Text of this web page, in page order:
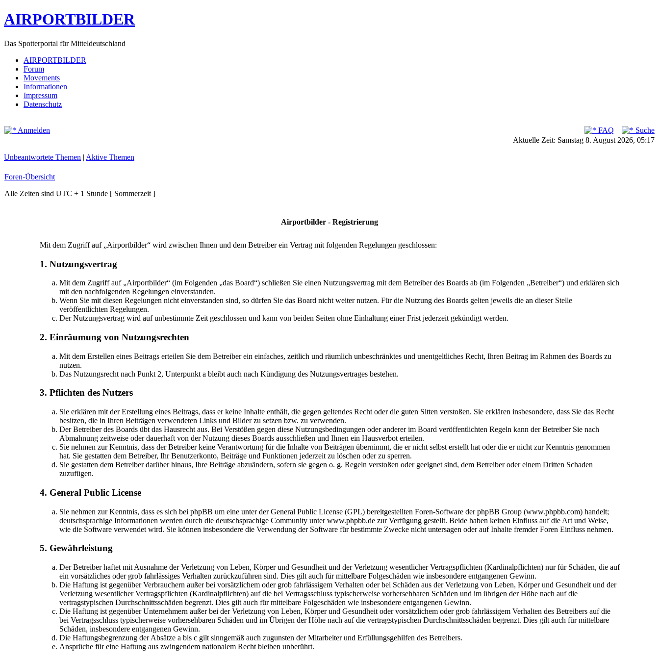
AIRPORTBILDER
Das Spotterportal für Mitteldeutschland
AIRPORTBILDER
Forum
Movements
Informationen
Impressum
Datenschutz
Anmelden FAQ
Suche
Aktuelle Zeit: Samstag 8. August 2026, 05:17
Unbeantwortete Themen | Aktive Themen
Foren-Übersicht
Alle Zeiten sind UTC + 1 Stunde [ Sommerzeit ]
Airportbilder - Registrierung
Mit dem Zugriff auf „Airportbilder“ wird zwischen Ihnen und dem Betreiber ein Vertrag mit folgenden Regelungen geschlossen:
1. Nutzungsvertrag
Mit dem Zugriff auf „Airportbilder“ (im Folgenden „das Board“) schließen Sie einen Nutzungsvertrag mit dem Betreiber des Boards ab (im Folgenden „Betreiber“) und erklären sich
mit den nachfolgenden Regelungen einverstanden.
Wenn Sie mit diesen Regelungen nicht einverstanden sind, so dürfen Sie das Board nicht weiter nutzen. Für die Nutzung des Boards gelten jeweils die an dieser Stelle
veröffentlichten Regelungen.
Der Nutzungsvertrag wird auf unbestimmte Zeit geschlossen und kann von beiden Seiten ohne Einhaltung einer Frist jederzeit gekündigt werden.
2. Einräumung von Nutzungsrechten
Mit dem Erstellen eines Beitrags erteilen Sie dem Betreiber ein einfaches, zeitlich und räumlich unbeschränktes und unentgeltliches Recht, Ihren Beitrag im Rahmen des Boards zu
nutzen.
Das Nutzungsrecht nach Punkt 2, Unterpunkt a bleibt auch nach Kündigung des Nutzungsvertrages bestehen.
3. Pflichten des Nutzers
Sie erklären mit der Erstellung eines Beitrags, dass er keine Inhalte enthält, die gegen geltendes Recht oder die guten Sitten verstoßen. Sie erklären insbesondere, dass Sie das Recht
besitzen, die in Ihren Beiträgen verwendeten Links und Bilder zu setzen bzw. zu verwenden.
Der Betreiber des Boards übt das Hausrecht aus. Bei Verstößen gegen diese Nutzungsbedingungen oder anderer im Board veröffentlichten Regeln kann der Betreiber Sie nach
Abmahnung zeitweise oder dauerhaft von der Nutzung dieses Boards ausschließen und Ihnen ein Hausverbot erteilen.
Sie nehmen zur Kenntnis, dass der Betreiber keine Verantwortung für die Inhalte von Beiträgen übernimmt, die er nicht selbst erstellt hat oder die er nicht zur Kenntnis genommen
hat. Sie gestatten dem Betreiber, Ihr Benutzerkonto, Beiträge und Funktionen jederzeit zu löschen oder zu sperren.
Sie gestatten dem Betreiber darüber hinaus, Ihre Beiträge abzuändern, sofern sie gegen o. g. Regeln verstoßen oder geeignet sind, dem Betreiber oder einem Dritten Schaden
zuzufügen.
4. General Public License
Sie nehmen zur Kenntnis, dass es sich bei phpBB um eine unter der General Public License (GPL) bereitgestellten Foren-Software der phpBB Group (www.phpbb.com) handelt;
deutschsprachige Informationen werden durch die deutschsprachige Community unter www.phpbb.de zur Verfügung gestellt. Beide haben keinen Einfluss auf die Art und Weise,
wie die Software verwendet wird. Sie können insbesondere die Verwendung der Software für bestimmte Zwecke nicht untersagen oder auf Inhalte fremder Foren Einfluss nehmen.
5. Gewährleistung
Der Betreiber haftet mit Ausnahme der Verletzung von Leben, Körper und Gesundheit und der Verletzung wesentlicher Vertragspflichten (Kardinalpflichten) nur für Schäden, die auf
ein vorsätzliches oder grob fahrlässiges Verhalten zurückzuführen sind. Dies gilt auch für mittelbare Folgeschäden wie insbesondere entgangenen Gewinn.
Die Haftung ist gegenüber Verbrauchern außer bei vorsätzlichem oder grob fahrlässigem Verhalten oder bei Schäden aus der Verletzung von Leben, Körper und Gesundheit und der
Verletzung wesentlicher Vertragspflichten (Kardinalpflichten) auf die bei Vertragsschluss typischerweise vorhersehbaren Schäden und im übrigen der Höhe nach auf die
vertragstypischen Durchschnittsschäden begrenzt. Dies gilt auch für mittelbare Folgeschäden wie insbesondere entgangenen Gewinn.
Die Haftung ist gegenüber Unternehmern außer bei der Verletzung von Leben, Körper und Gesundheit oder vorsätzlichem oder grob fahrlässigem Verhalten des Betreibers auf die
bei Vertragsschluss typischerweise vorhersehbaren Schäden und im Übrigen der Höhe nach auf die vertragstypischen Durchschnittsschäden begrenzt. Dies gilt auch für mittelbare
Schäden, insbesondere entgangenen Gewinn.
Die Haftungsbegrenzung der Absätze a bis c gilt sinngemäß auch zugunsten der Mitarbeiter und Erfüllungsgehilfen des Betreibers.
Ansprüche für eine Haftung aus zwingendem nationalem Recht bleiben unberührt.